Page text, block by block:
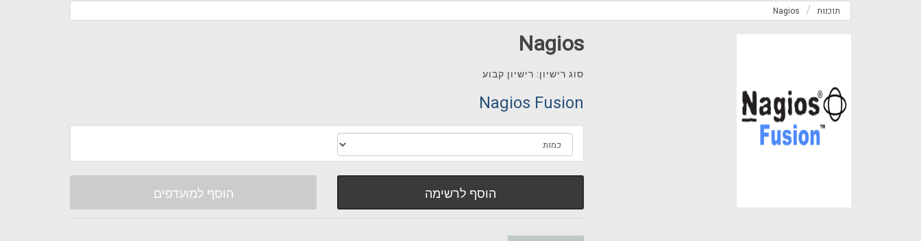
תוכנות Nagios
Nagios
סוג רישיון: רישיון קבוע
Nagios Fusion
הוסף לרשימה הוסף למועדפים